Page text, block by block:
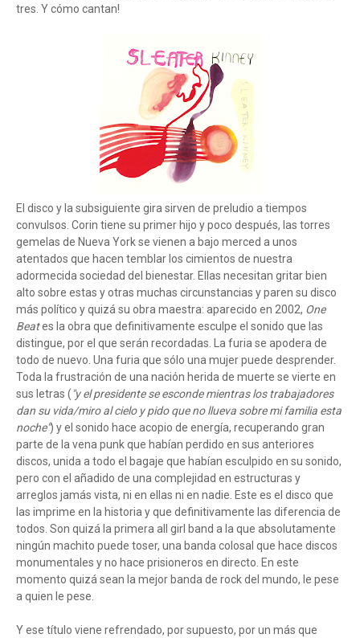
tres. Y cómo cantan!
El disco y la subsiguiente gira sirven de preludio a tiempos
convulsos. Corin tiene su primer hijo y poco después, las torres
gemelas de Nueva York se vienen a bajo merced a unos
atentados que hacen temblar los cimientos de nuestra
adormecida sociedad del bienestar. Ellas necesitan gritar bien
alto sobre estas y otras muchas circunstancias y paren su disco
más político y quizá su obra maestra: aparecido en 2002, One
Beates la obra que definitivamente esculpe el sonido que las
distingue, por el que serán recordadas. La furia se apodera de
todo de nuevo. Una furia que sólo una mujer puede desprender.
Toda la frustración de una nación herida de muerte se vierte en
sus letras ( "y el presidente se esconde mientras los trabajadores
dan su vida/miro al cielo y pido que no llueva sobre mi familia esta
noche") y el sonido hace acopio de energía, recuperando gran
parte de la vena punk que habían perdido en sus anteriores
discos, unida a todo el bagaje que habían esculpido en su sonido,
pero con el añadido de una complejidad en estructuras y
arreglos jamás vista, ni en ellas ni en nadie. Este es el disco que
las imprime en la historia y que definitivamente las diferencia de
todos. Son quizá la primera all girl band a la que absolutamente
ningún machito puede toser, una banda colosal que hace discos
monumentales y no hace prisioneros en directo. En este
momento quizá sean la mejor banda de rock del mundo, le pese
a quien le pese.
Y ese título viene refrendado, por supuesto, por un más que